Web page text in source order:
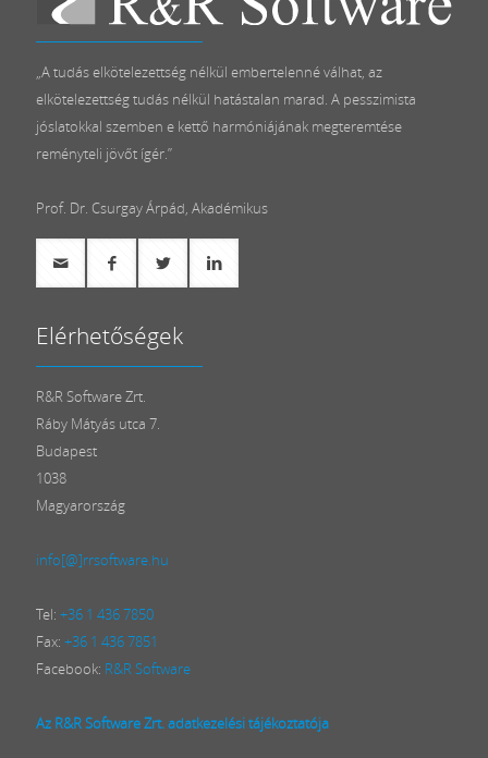
„A tudás elkötelezettség nélkül embertelenné válhat, az
elkötelezettség tudás nélkül hatástalan marad. A pesszimista
jóslatokkal szemben e kettő harmóniájának megteremtése
reményteli jövőt ígér.”
Prof. Dr. Csurgay Árpád, Akadémikus
Elérhetőségek
R&R Software Zrt.
Ráby Mátyás utca 7.
Budapest
1038
Magyarország
info[@]rrsoftware.hu
Tel: +36 1 436 7850
Fax: +36 1 436 7851
Facebook: R&R Software
Az R&R Software Zrt. adatkezelési tájékoztatója